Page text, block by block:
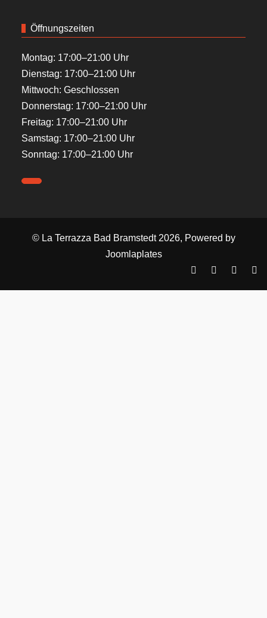
Öffnungszeiten
Montag: 17:00–21:00 Uhr
Dienstag: 17:00–21:00 Uhr
Mittwoch: Geschlossen
Donnerstag: 17:00–21:00 Uhr
Freitag: 17:00–21:00 Uhr
Samstag: 17:00–21:00 Uhr
Sonntag: 17:00–21:00 Uhr
© La Terrazza Bad Bramstedt 2026, Powered by
Joomlaplates